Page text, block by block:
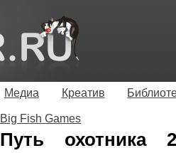
Медиа Креатив
Big Fish Games
Путь